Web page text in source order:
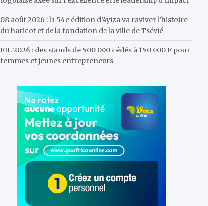
08 août 2026 : la 54e édition d’Ayiza va raviver l’histoire
du haricot et de la fondation de la ville de Tsévié
FIL 2026 : des stands de 500 000 cédés à 150 000 F pour
femmes et jeunes entrepreneurs